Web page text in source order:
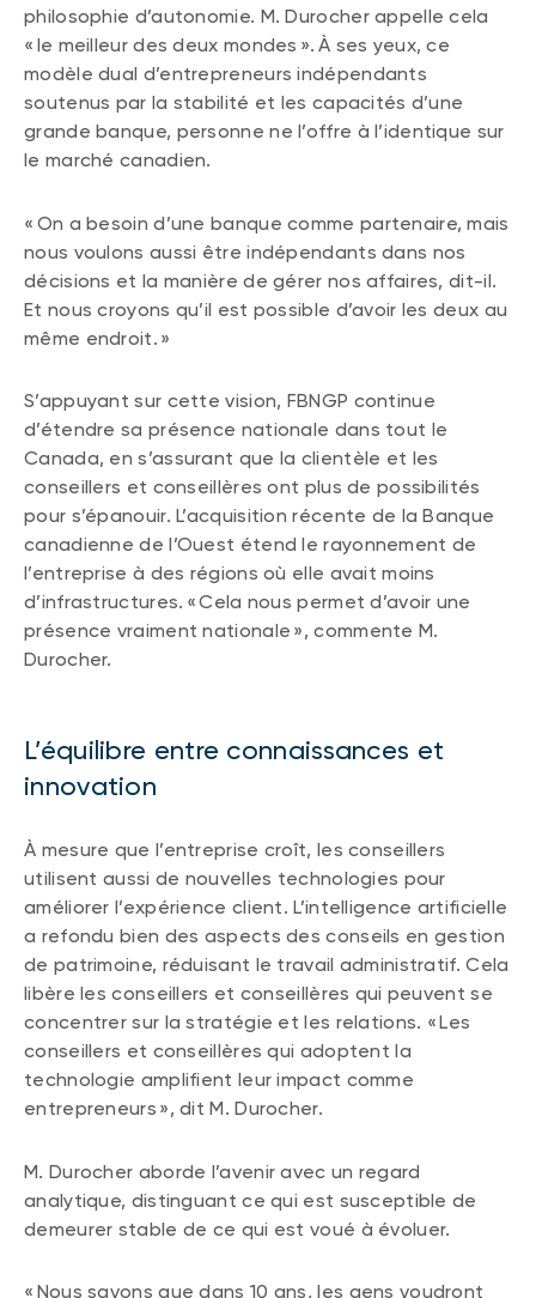
philosophie d’autonomie. M. Durocher appelle cela
« le meilleur des deux mondes ». À ses yeux, ce
modèle dual d’entrepreneurs indépendants
soutenus par la stabilité et les capacités d’une
grande banque, personne ne l’offre à l’identique sur
le marché canadien.
« On a besoin d’une banque comme partenaire, mais
nous voulons aussi être indépendants dans nos
décisions et la manière de gérer nos affaires, dit-il.
Et nous croyons qu’il est possible d’avoir les deux au
même endroit. »
S’appuyant sur cette vision, FBNGP continue
d’étendre sa présence nationale dans tout le
Canada, en s’assurant que la clientèle et les
conseillers et conseillères ont plus de possibilités
pour s’épanouir. L’acquisition récente de la Banque
canadienne de l’Ouest étend le rayonnement de
l’entreprise à des régions où elle avait moins
d’infrastructures. « Cela nous permet d’avoir une
présence vraiment nationale », commente M.
Durocher.
L’équilibre entre connaissances et
innovation
À mesure que l’entreprise croît, les conseillers
utilisent aussi de nouvelles technologies pour
améliorer l’expérience client. L’intelligence artificielle
a refondu bien des aspects des conseils en gestion
de patrimoine, réduisant le travail administratif. Cela
libère les conseillers et conseillères qui peuvent se
concentrer sur la stratégie et les relations. « Les
conseillers et conseillères qui adoptent la
technologie amplifient leur impact comme
entrepreneurs », dit M. Durocher.
M. Durocher aborde l’avenir avec un regard
analytique, distinguant ce qui est susceptible de
demeurer stable de ce qui est voué à évoluer.
« Nous savons que dans 10 ans, les gens voudront